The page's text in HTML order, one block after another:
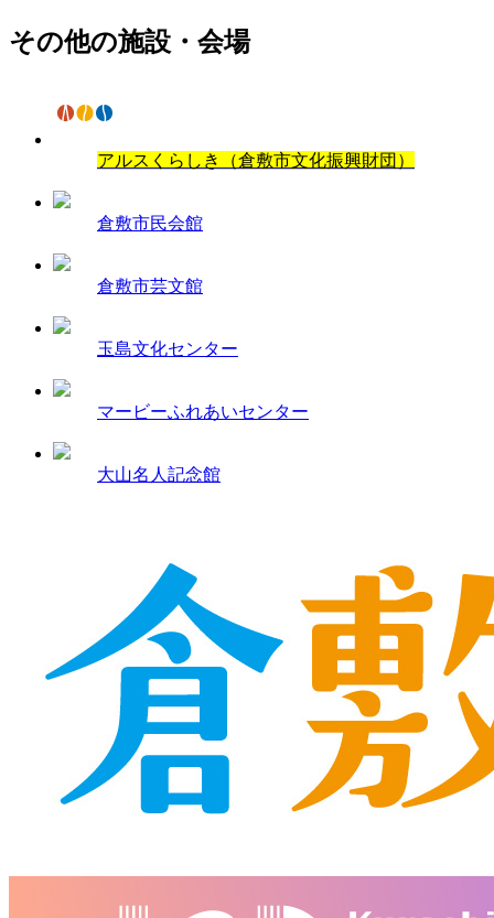
その他の施設・会場
アルスくらしき（倉敷市文化振興財団）
倉敷市民会館
倉敷市芸文館
玉島文化センター
マービーふれあいセンター
大山名人記念館